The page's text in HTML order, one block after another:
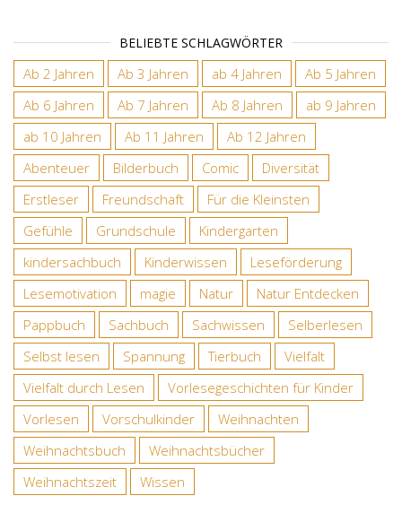
BELIEBTE SCHLAGWÖRTER
Ab 2 Jahren Ab 3 Jahren ab 4 Jahren
Ab 5 Jahren
Ab 6 Jahren
Ab 7 Jahren Ab 8 Jahren
ab 9 Jahren
ab 10 Jahren
Ab 11 Jahren
Ab 12 Jahren
Abenteuer
Bilderbuch Comic
Diversität
Erstleser
Freundschaft
Für die Kleinsten
Gefühle
Grundschule
Kindergarten
kindersachbuch
Kinderwissen
Leseförderung
Lesemotivation
magie Natur
Natur Entdecken
Pappbuch
Sachbuch Sachwissen
Selberlesen
Selbst lesen
Spannung Tierbuch
Vielfalt
Vielfalt durch Lesen
Vorlesegeschichten für Kinder
Vorlesen
Vorschulkinder
Weihnachten
Weihnachtsbuch
Weihnachtsbücher
Weihnachtszeit
Wissen